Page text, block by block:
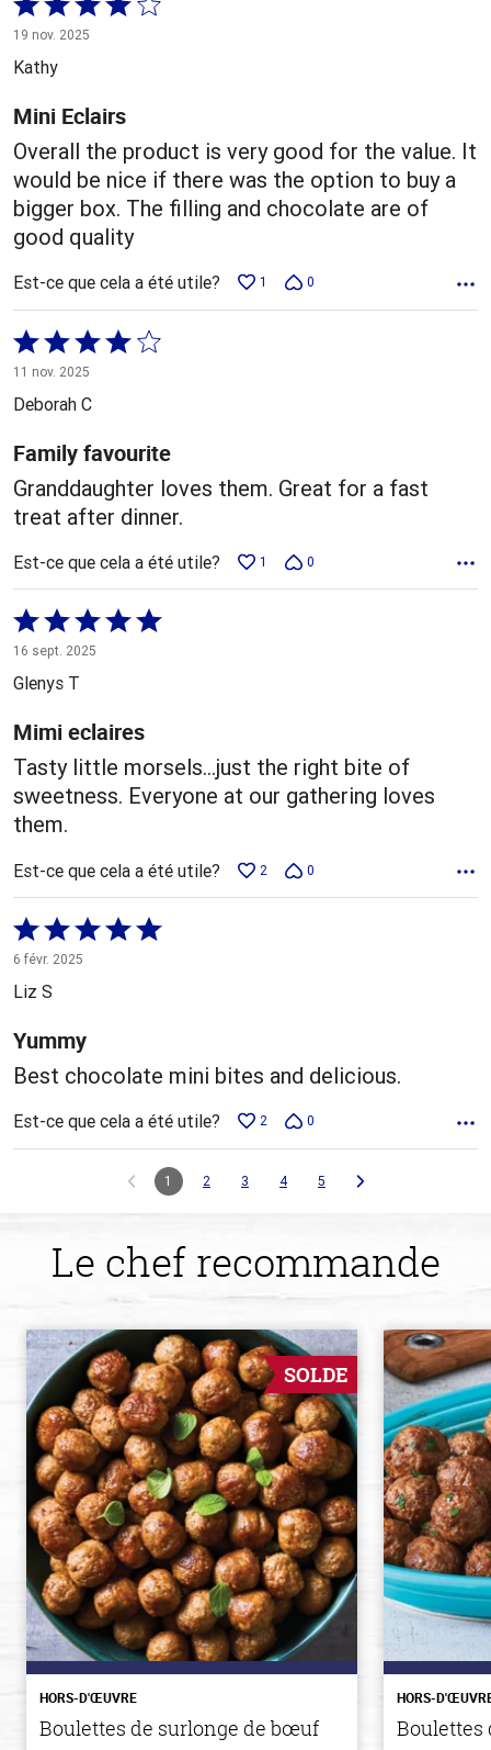
4 sur
5
19 nov. 2025
Kathy
Mini Eclairs
Overall the product is very good for the value. It
would be nice if there was the option to buy a
bigger box. The filling and chocolate are of
good quality
Est-ce que cela a été utile? 1 0
Coté
4 sur
5
11 nov. 2025
Deborah C
Family favourite
Granddaughter loves them. Great for a fast
treat after dinner.
Est-ce que cela a été utile? 1 0
Coté
5 sur
5
16 sept. 2025
Glenys T
Mimi eclaires
Tasty little morsels…just the right bite of
sweetness. Everyone at our gathering loves
them.
Est-ce que cela a été utile? 2 0
Coté
5 sur
5
6 févr. 2025
Liz S
Yummy
Best chocolate mini bites and delicious.
Est-ce que cela a été utile? 2 0
1 2 3 4 5
Le chef recommande
SOLDE
HORS-D'ŒUVRE
Boulettes de surlonge de bœuf
HORS-
Boulettes